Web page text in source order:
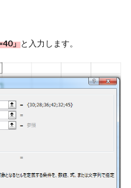
」と入力します。